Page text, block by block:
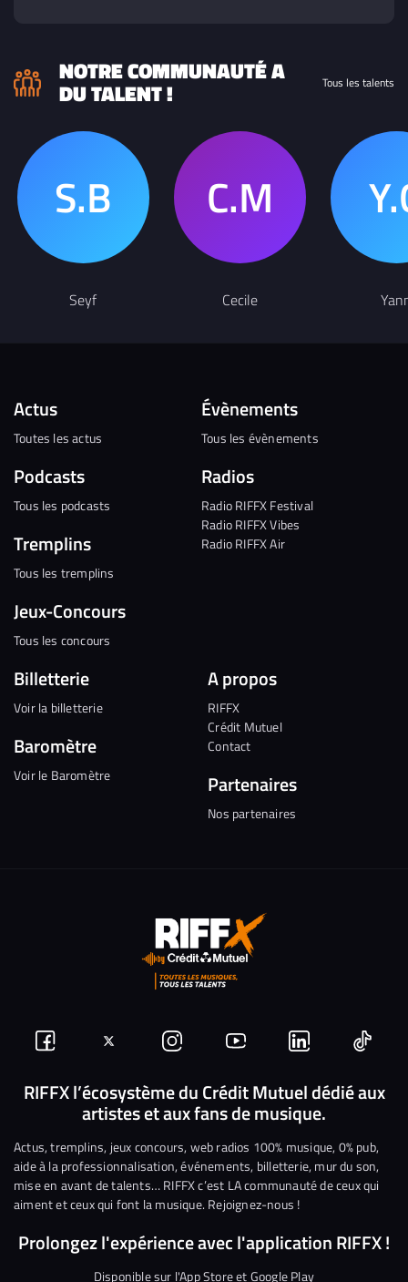
NOTRE COMMUNAUTÉ A
DU TALENT ! Tous les talents
Seyf Cecile
Actus
Toutes les actus
Podcasts
Tous les podcasts
Tremplins
Tous les tremplins
Jeux-Concours
Tous les concours
Évènements
Tous les évènements
Radios
Radio RIFFX Festival
Radio RIFFX Vibes
Radio RIFFX Air
Billetterie
Voir la billetterie
Baromètre
Voir le Baromètre
A propos
RIFFX
Crédit Mutuel
Contact
Partenaires
Nos partenaires
Suivez-
nous
Facebook
Suivez-
nous
sur
Twitter
Nous
rejoindre
sur
Instagram
Nous
rejoindre
sur
YouTube
Nous
rejoindre
sur
Linkedin
Nous
RIFFX l’écosystème du Crédit Mutuel dédié aux
artistes et aux fans de musique.
Actus, tremplins, jeux concours, web radios 100% musique, 0% pub,
aide à la professionnalisation, événements, billetterie, mur du son,
mise en avant de talents… RIFFX c’est LA communauté de ceux qui
aiment et ceux qui font la musique. Rejoignez-nous !
Prolongez l'expérience avec l'application RIFFX !
Disponible sur l'App Store et Google Play